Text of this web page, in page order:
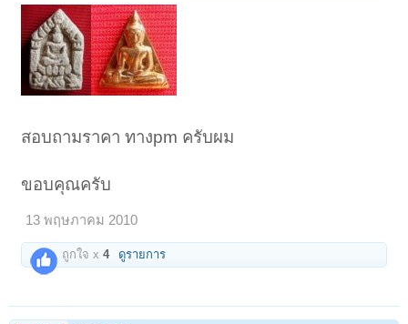
ชื่อบัญชี : กัญญนิดา บุนสัมลิท
เลขที่ บัญชี : 618-2-02395-5
ประเภท บัญชี : ออมทรัพย์
ธนาคาร : กสิกรไทย
สาขา : ย่อยคลองถม
เบอร์โทรติดต่อ : 089-5157855
E-mail :bkkthai999@yahoo.com
สอบถามราคา ทางpm ครับผม
ขอบคุณครับ
13 พฤษภาคม 2010
ถูกใจ x4 ดูรายการ